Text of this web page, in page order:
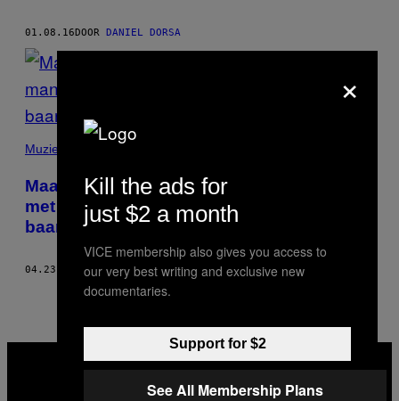
01.08.16DOOR DANIEL DORSA
Muziek
Maak kennis met the Beards, een band
met mannen met baarden die zingen over
baarden
04.23.13 DOOR DANIEL DORSA
MEDIA
×
Kill the ads for
just $2 a month
VICE membership also gives you access to
our very best writing and exclusive new
documentaries.
Support for $2
See All Membership Plans